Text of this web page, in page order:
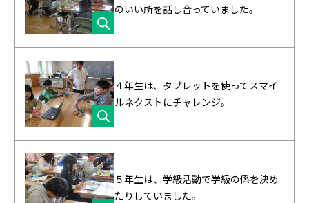
のいい所を話し合っていました。
４年生は、タブレットを使ってスマイ
ルネクストにチャレンジ。
５年生は、学級活動で学級の係を決め
たりしていました。